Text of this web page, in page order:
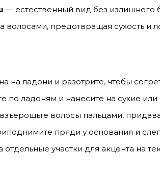
— естественный вид без излишнего
волосами, предотвращая сухость и
на ладони и разотрите, чтобы
по ладоням и нанесите на сухие
волосы пальцами,
пряди у основания и
участки для акцента на